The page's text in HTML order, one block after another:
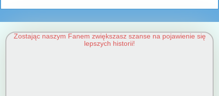
Zostając naszym Fanem zwiększasz szanse na pojawienie się
lepszych historii!